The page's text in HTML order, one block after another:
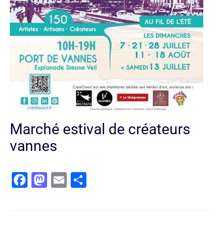
Marché estival de créateurs
vannes
Facebook
Mastodon
Email